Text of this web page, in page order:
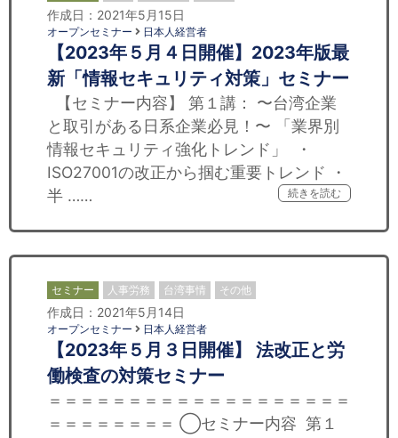
作成日：2021年5月15日
オープンセミナー 日本人経営者
【2023年５月４日開催】2023年版最
新「情報セキュリティ対策」セミナー
【セミナー内容】 第１講： 〜台湾企業
と取引がある日系企業必見！〜 「業界別
情報セキュリティ強化トレンド」 ・
ISO27001の改正から掴む重要トレンド ・
半 ……
続きを読む
セミナー 人事労務 台湾事情 その他
作成日：2021年5月14日
オープンセミナー 日本人経営者
【2023年５月３日開催】 法改正と労
働検査の対策セミナー
＝＝＝＝＝＝＝＝＝＝＝＝＝＝＝＝＝＝＝
＝＝＝＝＝＝＝＝ ◯セミナー内容 第１